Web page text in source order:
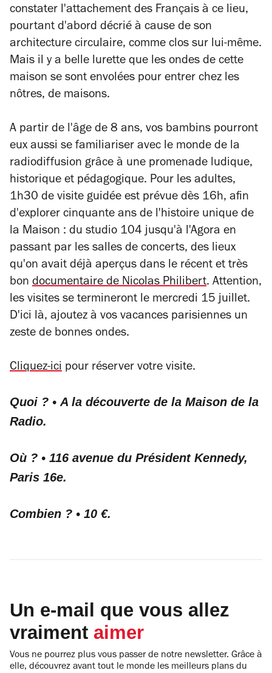
constater l'attachement des Français à ce lieu,
pourtant d'abord décrié à cause de son
architecture circulaire, comme clos sur lui-même.
Mais il y a belle lurette que les ondes de cette
maison se sont envolées pour entrer chez les
nôtres, de maisons.
A partir de l'âge de 8 ans, vos bambins pourront
eux aussi se familiariser avec le monde de la
radiodiffusion grâce à une promenade ludique,
historique et pédagogique. Pour les adultes,
1h30 de visite guidée est prévue dès 16h, afin
d'explorer cinquante ans de l'histoire unique de
la Maison : du studio 104 jusqu'à l'Agora en
passant par les salles de concerts, des lieux
qu'on avait déjà aperçus dans le récent et très
bon documentaire de Nicolas Philibert. Attention,
les visites se termineront le mercredi 15 juillet.
D'ici là, ajoutez à vos vacances parisiennes un
zeste de bonnes ondes.
Cliquez-ici pour réserver votre visite.
Quoi ? • A la découverte de la Maison de la
Radio.
Où ? • 116 avenue du Président Kennedy,
Paris 16e.
Combien ? • 10 €.
Un e-mail que vous allez
vraiment aimer
Vous ne pourrez plus vous passer de notre newsletter. Grâce à
elle, découvrez avant tout le monde les meilleurs plans du